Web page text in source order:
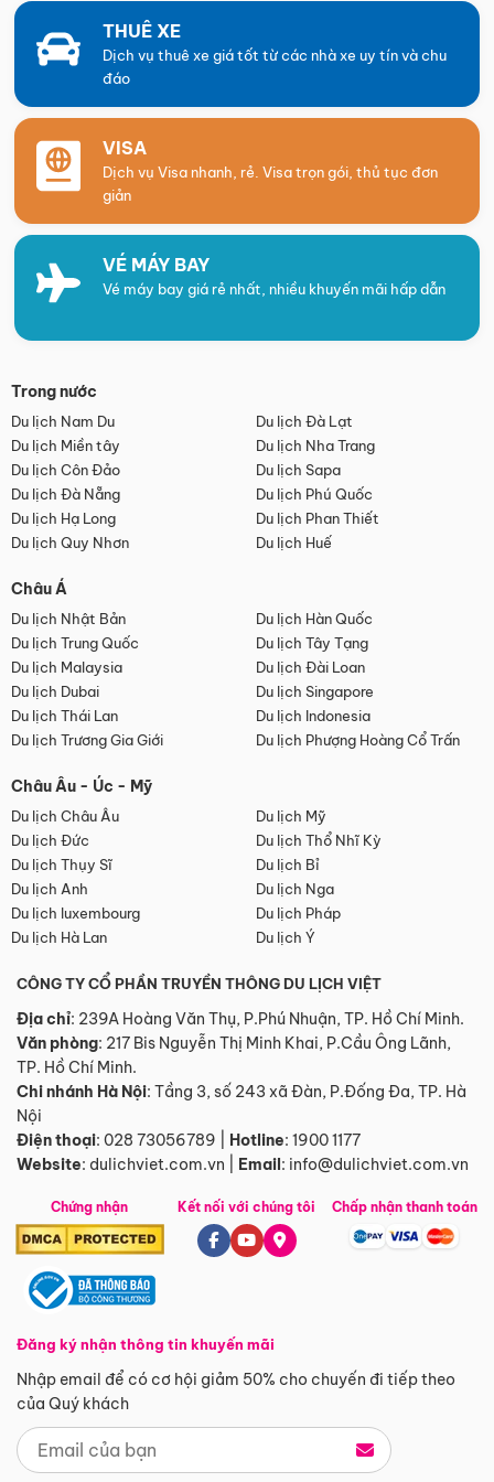
THUÊ XE
Dịch vụ thuê xe giá tốt từ các nhà xe uy tín và chu
đáo
VISA
Dịch vụ Visa nhanh, rẻ. Visa trọn gói, thủ tục đơn
giản
VÉ MÁY BAY
Vé máy bay giá rẻ nhất, nhiều khuyến mãi hấp dẫn
Trong nước
Du lịch Nam Du
Du lịch Đà Lạt
Du lịch Miền tây
Du lịch Nha Trang
Du lịch Côn Đảo
Du lịch Sapa
Du lịch Đà Nẵng
Du lịch Phú Quốc
Du lịch Hạ Long
Du lịch Phan Thiết
Du lịch Quy Nhơn
Du lịch Huế
Châu Á
Du lịch Nhật Bản
Du lịch Hàn Quốc
Du lịch Trung Quốc
Du lịch Tây Tạng
Du lịch Malaysia
Du lịch Đài Loan
Du lịch Dubai
Du lịch Singapore
Du lịch Thái Lan
Du lịch Indonesia
Du lịch Trương Gia Giới
Du lịch Phượng Hoàng Cổ Trấn
Châu Âu - Úc - Mỹ
Du lịch Châu Âu
Du lịch Mỹ
Du lịch Đức
Du lịch Thổ Nhĩ Kỳ
Du lịch Thụy Sĩ
Du lịch Bỉ
Du lịch Anh
Du lịch Nga
Du lịch luxembourg
Du lịch Pháp
Du lịch Hà Lan
Du lịch Ý
CÔNG TY CỔ PHẦN TRUYỀN THÔNG DU LỊCH VIỆT
Địa chỉ: 239A Hoàng Văn Thụ, P.Phú Nhuận, TP. Hồ Chí Minh.
Văn phòng: 217 Bis Nguyễn Thị Minh Khai, P.Cầu Ông Lãnh,
TP. Hồ Chí Minh.
Chi nhánh Hà Nội: Tầng 3, số 243 xã Đàn, P.Đống Đa, TP. Hà
Nội
Điện thoại: 028 73056789 Hotline: 1900 1177
Website: dulichviet.com.vn Email: info@dulichviet.com.vn
Chứng nhận
Đăng ký nhận thông tin khuyến mãi
Nhập email để có cơ hội giảm 50% cho chuyến đi tiếp theo
của Quý khách
Kết nối với chúng tôi Chấp nhận thanh toán